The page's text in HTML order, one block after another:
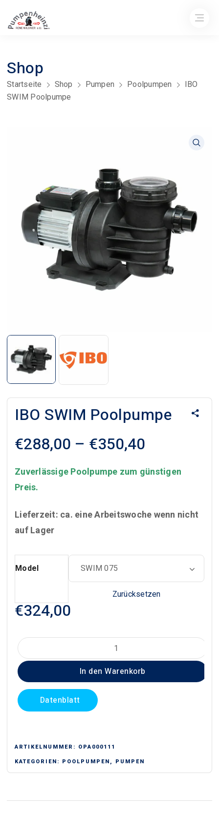
Shop
Startseite Shop Pumpen Poolpumpen
IBO
SWIM Poolpumpe
IBO SWIM Poolpumpe
€288,00 – €350,40
bis
Zuverlässige Poolpumpe zum günstigen
Preis.
Lieferzeit: ca. eine Arbeitswoche wenn nicht
auf Lager
Model
Zurücksetzen
€324,00
IBO
SWIM
Poolpumpe
Menge
In den Warenkorb
Datenblatt
ARTIKELNUMMER: OPA000111
KATEGORIEN: POOLPUMPEN , PUMPEN